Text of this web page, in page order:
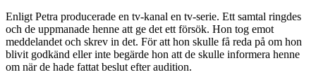
Enligt Petra producerade en tv-kanal en tv-serie. Ett samtal ringdes
och de uppmanade henne att ge det ett försök. Hon tog emot
meddelandet och skrev in det. För att hon skulle få reda på om hon
blivit godkänd eller inte begärde hon att de skulle informera henne
om när de hade fattat beslut efter audition.